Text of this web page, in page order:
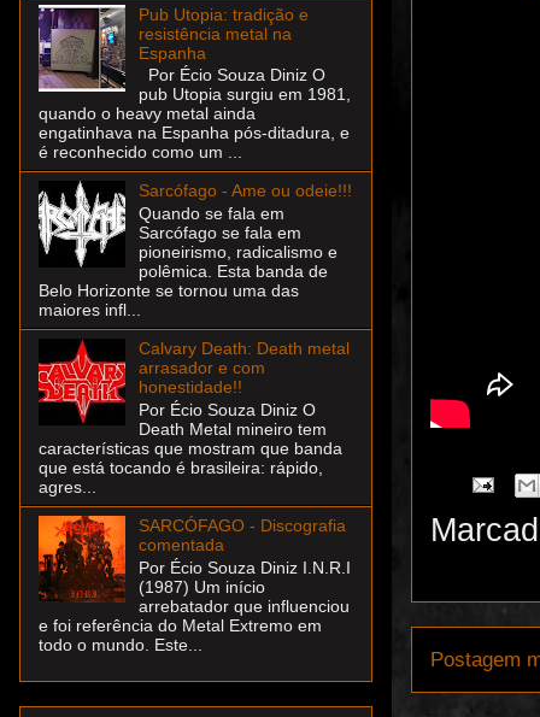
Postagem
Pub Utopia: tradição e
resistência metal na
Espanha
Por Écio Souza Diniz O
pub Utopia surgiu em 1981,
quando o heavy metal ainda
engatinhava na Espanha pós-ditadura, e
é reconhecido como um ...
Sarcófago - Ame ou odeie!!!
Quando se fala em
Sarcófago se fala em
pioneirismo, radicalismo e
polêmica. Esta banda de
Belo Horizonte se tornou uma das
maiores infl...
Calvary Death: Death metal
arrasador e com
honestidade!!
Por Écio Souza Diniz O
Death Metal mineiro tem
características que mostram que banda
que está tocando é brasileira: rápido,
agres...
SARCÓFAGO - Discografia
comentada
Por Écio Souza Diniz I.N.R.I
(1987) Um início
arrebatador que influenciou
e foi referência do Metal Extremo em
todo o mundo. Este...